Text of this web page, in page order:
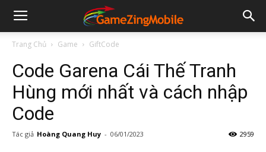
Trang Chủ Game GiftCode
Code Garena Cái Thế Tranh
Hùng mới nhất và cách nhập
Code
Tác giả Hoàng Quang Huy - 06/01/2023 2959